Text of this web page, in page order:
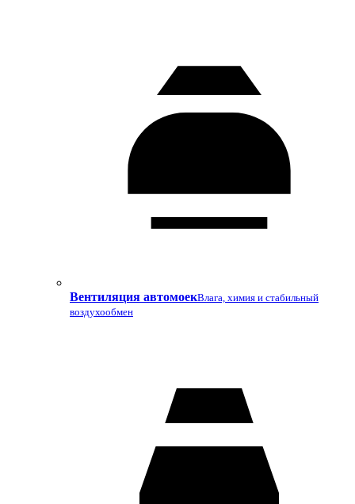
Вентиляция автомоекВлага, химия и стабильный
воздухообмен